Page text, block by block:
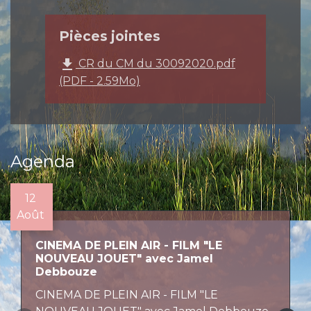
Pièces jointes
file_download CR du CM du 30092020.pdf
(PDF - 2.59Mo)
Agenda
12
Août
CINEMA DE PLEIN AIR - FILM "LE
NOUVEAU JOUET" avec Jamel
Debbouze
CINEMA DE PLEIN AIR - FILM "LE